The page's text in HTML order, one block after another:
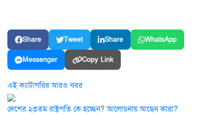
Share Tweet Share WhatsApp
Messenger Copy Link
এই ক্যাটাগরির আরও খবর
দেশের ২৩তম রাষ্ট্রপতি কে হচ্ছেন? আলোচনায় আছেন কারা?